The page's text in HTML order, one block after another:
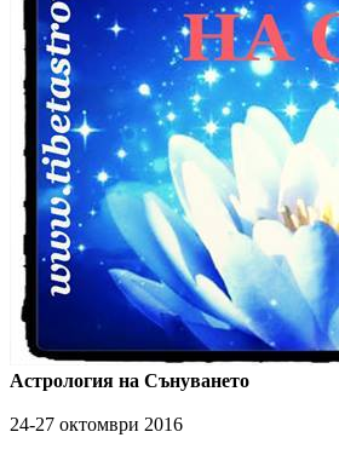
Астрология на Сънуването
24-27 октомври 2016